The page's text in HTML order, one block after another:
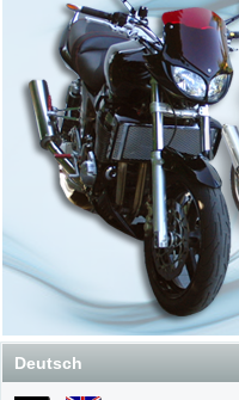
Deutsch